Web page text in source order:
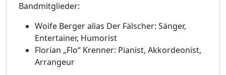
Bandmitglieder:
Woife Berger alias Der Fälscher: Sänger,
Entertainer, Humorist
Florian „Flo“ Krenner: Pianist, Akkordeonist,
Arrangeur​